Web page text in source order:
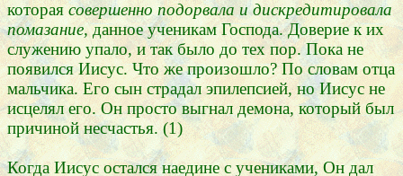
котораясовершенно подорвала и дискредитировала
помазание,данное ученикам Господа. Доверие к их
служению упало, и так было до тех пор. Пока не
появился Иисус. Что же произошло? По словам отца
мальчика. Его сын страдал эпилепсией, но Иисус не
исцелял его. Он просто выгнал демона, который был
причиной несчастья. (1)
Когда Иисус остался наедине с учениками, Он дал